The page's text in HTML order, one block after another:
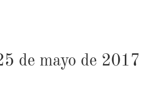
de mayo de 2017